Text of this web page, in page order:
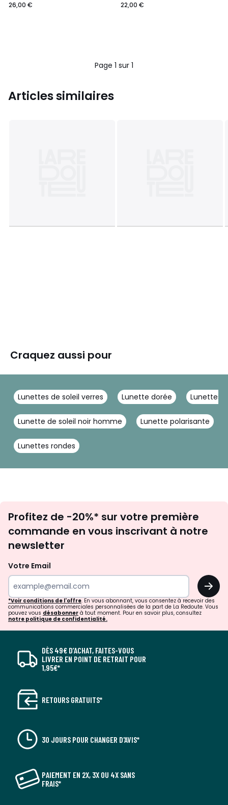
€.
26,00 €
22,00 €
Page 1 sur 1
Articles similaires
Craquez aussi pour
Lunettes de soleil verres Lunette dorée Lunettes
Lunette de soleil noir homme Lunette polarisante
Lunettes rondes
newsletter
Profitez de -20%* sur votre première
commande en vous inscrivant à notre
newsletter
Votre Email
OK
*Voir conditions de l'offre. En vous abonnant, vous consentez à recevoir des
communications commerciales personnalisées de la part de La Redoute. Vous
pouvez vous désabonner à tout moment. Pour en savoir plus, consultez
notre politique de confidentialité.
DÈS 49€ D’ACHAT, FAITES-VOUS
LIVRER EN POINT DE RETRAIT POUR
1,95€*
RETOURS GRATUITS*
30 JOURS POUR CHANGER D'AVIS*
PAIEMENT EN 2X, 3X OU 4X SANS
FRAIS*